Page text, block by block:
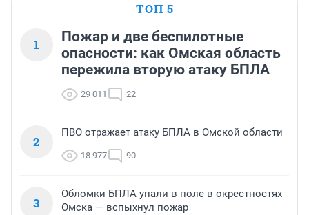
ТОП 5
1
Пожар и две беспилотные
опасности: как Омская область
пережила вторую атаку БПЛА
29 011 22
2
ПВО отражает атаку БПЛА в Омской области
18 977 90
3
Обломки БПЛА упали в поле в окрестностях
Омска — вспыхнул пожар